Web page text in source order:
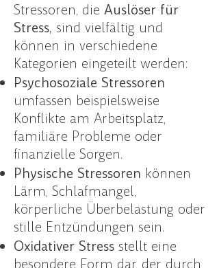
Stressoren, die Auslöser für
Stress, sind vielfältig und
können in verschiedene
Kategorien eingeteilt werden:
Psychosoziale Stressoren
umfassen beispielsweise
Konflikte am Arbeitsplatz,
familiäre Probleme oder
finanzielle Sorgen.
Physische Stressoren können
Lärm, Schlafmangel,
körperliche Überbelastung oder
stille Entzündungen sein.
Oxidativer Stress stellt eine
besondere Form dar, der durch